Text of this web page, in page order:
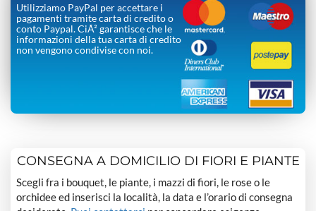
Utilizziamo PayPal per accettare i
pagamenti tramite carta di credito o
conto Paypal. CiÃ² garantisce che le
informazioni della tua carta di credito
non vengono condivise con noi.
CONSEGNA A DOMICILIO DI FIORI E PIANTE
Scegli fra i bouquet, le piante, i mazzi di fiori, le rose o le
orchidee ed inserisci la località, la data e l’orario di consegna